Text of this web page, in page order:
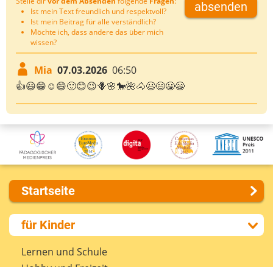
Ist mein Text freundlich und respektvoll?
Ist mein Beitrag für alle verständlich?
Möchte ich, dass andere das über mich
wissen?
absenden
Mia 07.03.2026 06:50
👍😃😁☺️😄🙂😊😉🪻🌸🐎🌺🐴😃😄😀😁
Startseite
Über uns
Presse
Kontakt
für Kinder
Lernen und Schule